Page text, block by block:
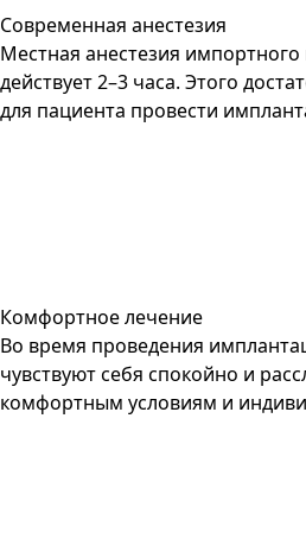
Современная анестезия
Местная анестезия импортного
действует 2–3 часа. Этого
для пациента провести
Комфортное лечение
Во время проведения
чувствуют себя спокойно и
комфортным условиям и